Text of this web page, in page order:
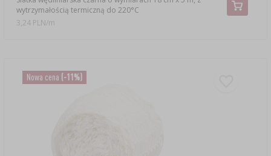
wytrzymałością termiczną do 220°C
3,24 PLN/m
Nowa cena (-11%)